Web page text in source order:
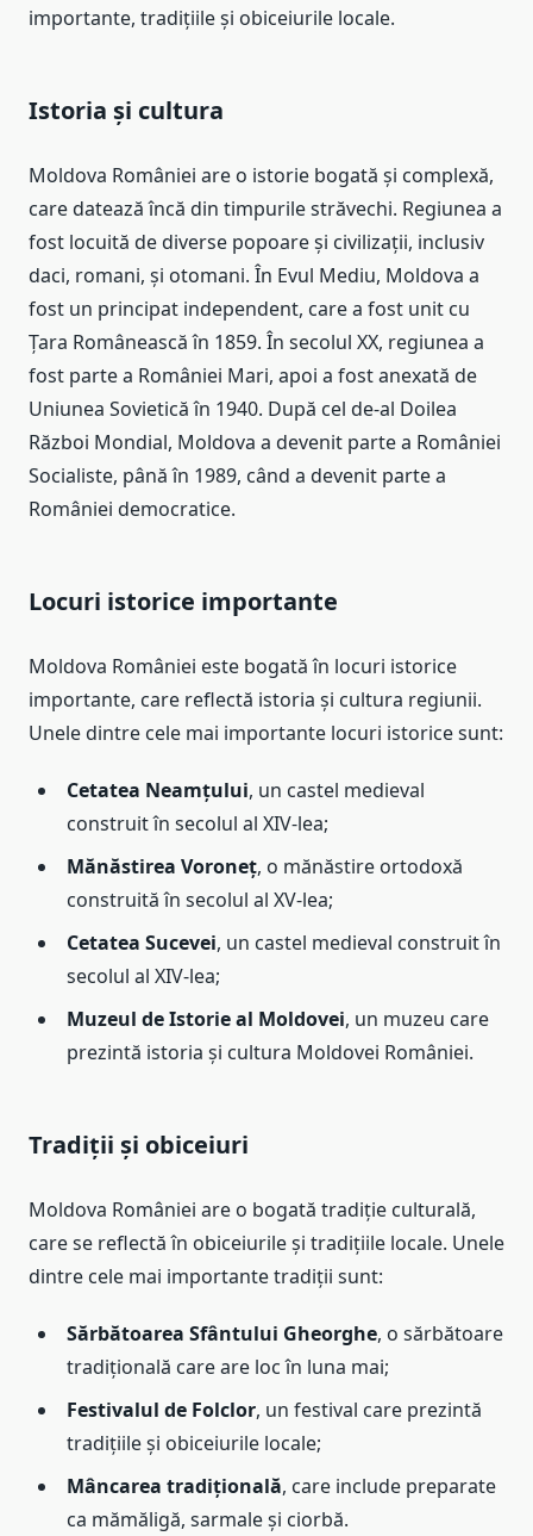
importante, tradițiile și obiceiurile locale.
Istoria și cultura
Moldova României are o istorie bogată și complexă,
care datează încă din timpurile străvechi. Regiunea a
fost locuită de diverse popoare și civilizații, inclusiv
daci, romani, și otomani. În Evul Mediu, Moldova a
fost un principat independent, care a fost unit cu
Țara Românească în 1859. În secolul XX, regiunea a
fost parte a României Mari, apoi a fost anexată de
Uniunea Sovietică în 1940. După cel de-al Doilea
Război Mondial, Moldova a devenit parte a României
Socialiste, până în 1989, când a devenit parte a
României democratice.
Locuri istorice importante
Moldova României este bogată în locuri istorice
importante, care reflectă istoria și cultura regiunii.
Unele dintre cele mai importante locuri istorice sunt:
Cetatea Neamțului, un castel medieval
construit în secolul al XIV-lea;
Mănăstirea Voroneț, o mănăstire ortodoxă
construită în secolul al XV-lea;
Cetatea Sucevei, un castel medieval construit în
secolul al XIV-lea;
Muzeul de Istorie al Moldovei, un muzeu care
prezintă istoria și cultura Moldovei României.
Tradiții și obiceiuri
Moldova României are o bogată tradiție culturală,
care se reflectă în obiceiurile și tradițiile locale. Unele
dintre cele mai importante tradiții sunt:
Sărbătoarea Sfântului Gheorghe, o sărbătoare
tradițională care are loc în luna mai;
Festivalul de Folclor, un festival care prezintă
tradițiile și obiceiurile locale;
Mâncarea tradițională, care include preparate
ca mămăligă, sarmale și ciorbă.